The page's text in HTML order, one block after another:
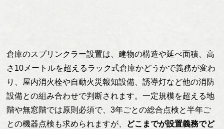
倉庫のスプリンクラー設置は、建物の構造や延べ面積、高
さ10メートルを超えるラック式倉庫かどうかで義務が変わ
り、屋内消火栓や自動火災報知設備、誘導灯など他の消防
設備との組み合わせで判断されます。一定規模を超える地
階や無窓階では原則必須で、3年ごとの総合点検と半年ご
との機器点検も求められますが、 どこまでが設置義務でど